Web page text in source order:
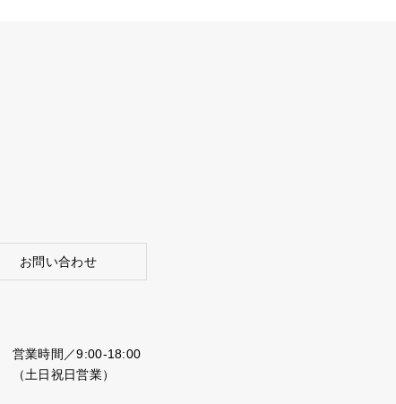
お問い合わせ
営業時間／9:00-18:00
（土日祝日営業）